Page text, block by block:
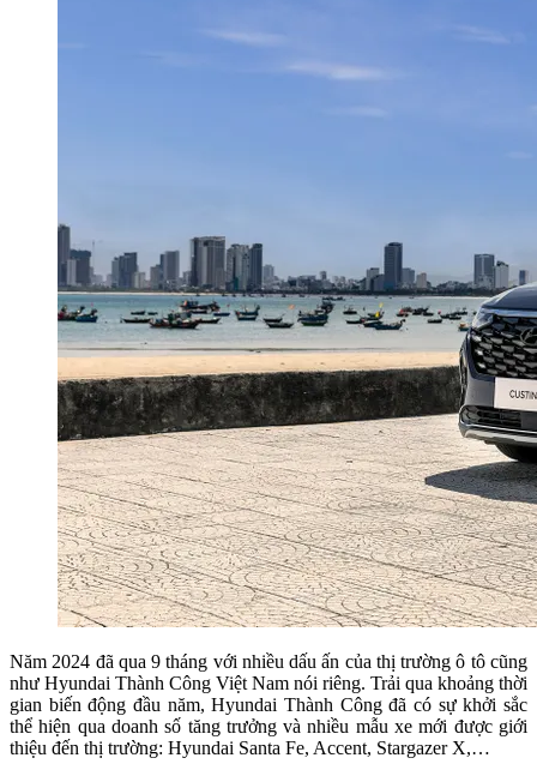
Năm 2024 đã qua 9 tháng với nhiều dấu ấn của thị trường ô tô cũng
như Hyundai Thành Công Việt Nam nói riêng. Trải qua khoảng thời
gian biến động đầu năm, Hyundai Thành Công đã có sự khởi sắc
thể hiện qua doanh số tăng trưởng và nhiều mẫu xe mới được giới
thiệu đến thị trường: Hyundai Santa Fe, Accent, Stargazer X,…